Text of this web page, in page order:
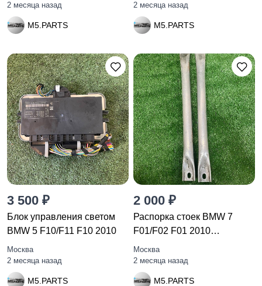
2 месяца назад
M5.PARTS
2 месяца назад
M5.PARTS
3 500 ₽
Блок управления светом
BMW 5 F10/F11 F10 2010
Москва
2 месяца назад
M5.PARTS
2 000 ₽
Распорка стоек BMW 7
F01/F02 F01 2010
51717180316
Москва
2 месяца назад
M5.PARTS